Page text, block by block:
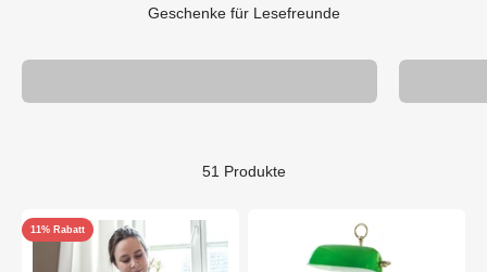
Geschenke für Lesefreunde
51 Produkte
11% Rabatt